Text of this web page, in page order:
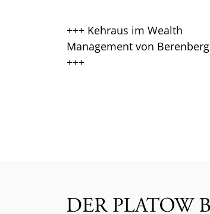
+++ Kehraus im Wealth
Management von Berenberg
+++